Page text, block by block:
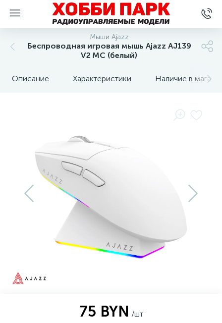
Мыши Ajazz
Беспроводная игровая мышь Ajazz AJ139
V2 MC (белый)
Описание Характеристики Наличие в
75 BYN /шт